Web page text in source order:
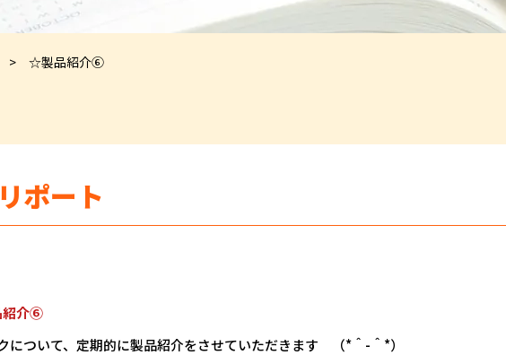
☆製品紹介⑥
ポート
介⑥
について、定期的に製品紹介をさせていただきます （*＾-＾*）